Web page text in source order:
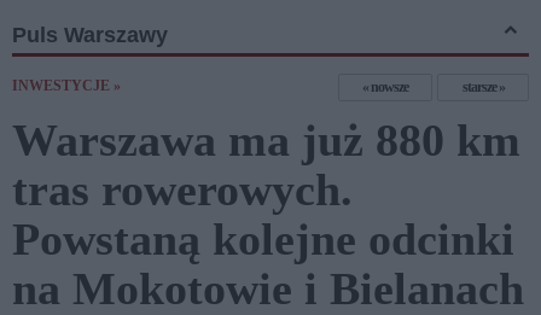
Puls Warszawy
INWESTYCJE » nowsze starsze
Warszawa ma już 880 km
tras rowerowych.
Powstaną kolejne odcinki
na Mokotowie i Bielanach